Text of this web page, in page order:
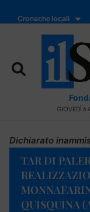
Cronache locali
GIOVEDÌ 6
Dichiarato
TAR DI
QUISQUINA